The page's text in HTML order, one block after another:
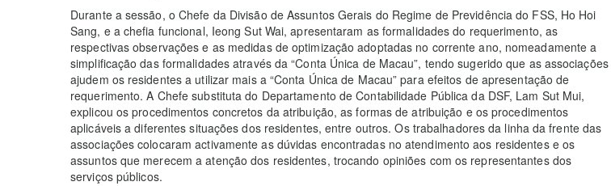
Durante a sessão, o Chefe da Divisão de Assuntos Gerais do Regime de Previdência do FSS, Ho Hoi
Sang, e a chefia funcional, Ieong Sut Wai, apresentaram as formalidades do requerimento, as
respectivas observações e as medidas de optimização adoptadas no corrente ano, nomeadamente a
simplificação das formalidades através da “Conta Única de Macau”, tendo sugerido que as associações
ajudem os residentes a utilizar mais a “Conta Única de Macau” para efeitos de apresentação de
requerimento. A Chefe substituta do Departamento de Contabilidade Pública da DSF, Lam Sut Mui,
explicou os procedimentos concretos da atribuição, as formas de atribuição e os procedimentos
aplicáveis a diferentes situações dos residentes, entre outros. Os trabalhadores da linha da frente das
associações colocaram activamente as dúvidas encontradas no atendimento aos residentes e os
assuntos que merecem a atenção dos residentes, trocando opiniões com os representantes dos
serviços públicos.